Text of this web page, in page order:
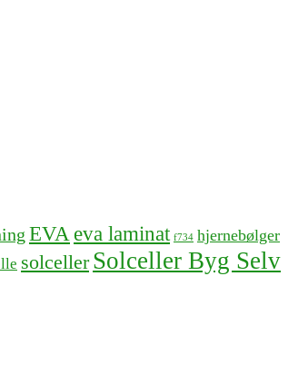
EVA eva laminat f734 hjernebølger
solceller Solceller Byg Selv